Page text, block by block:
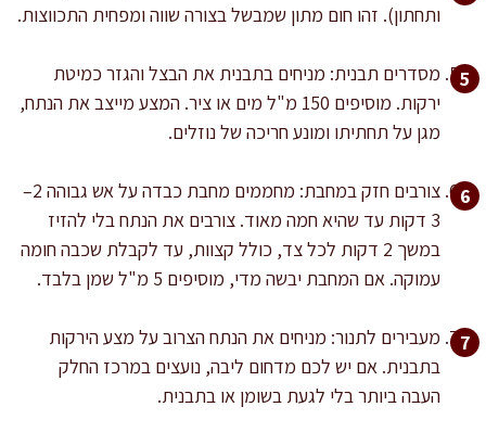
ותחתון). זהו חום מתון שמבשל בצורה שווה ומפחית התכווצות.
מסדרים תבנית: מניחים בתבנית את הבצל והגזר כמיטת
ירקות. מוסיפים 150 מ"ל מים או ציר. המצע מייצב את הנתח,
מגן על תחתיתו ומונע חריכה של נוזלים.
צורבים חזק במחבת: מחממים מחבת כבדה על אש גבוהה 2–
3 דקות עד שהיא חמה מאוד. צורבים את הנתח בלי להזיז
במשך 2 דקות לכל צד, כולל קצוות, עד לקבלת שכבה חומה
עמוקה. אם המחבת יבשה מדי, מוסיפים 5 מ"ל שמן בלבד.
מעבירים לתנור: מניחים את הנתח הצרוב על מצע הירקות
בתבנית. אם יש לכם מדחום ליבה, נועצים במרכז החלק
העבה ביותר בלי לגעת בשומן או בתבנית.